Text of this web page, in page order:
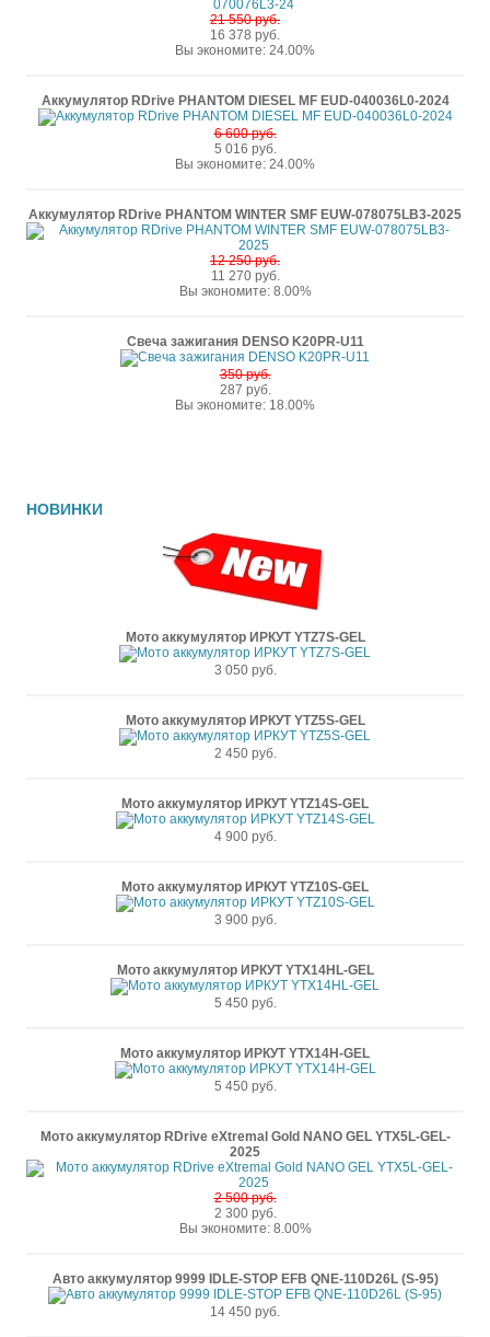
21 550 руб.
16 378 руб.
Вы экономите: 24.00%
Аккумулятор RDrive PHANTOM DIESEL MF EUD-040036L0-2024
6 600 руб.
5 016 руб.
Вы экономите: 24.00%
Аккумулятор RDrive PHANTOM WINTER SMF EUW-078075LB3-2025
12 250 руб.
11 270 руб.
Вы экономите: 8.00%
Свеча зажигания DENSO K20PR-U11
350 руб.
287 руб.
Вы экономите: 18.00%
НОВИНКИ
Мото аккумулятор ИРКУТ YTZ7S-GEL
3 050 руб.
Мото аккумулятор ИРКУТ YTZ5S-GEL
2 450 руб.
Мото аккумулятор ИРКУТ YTZ14S-GEL
4 900 руб.
Мото аккумулятор ИРКУТ YTZ10S-GEL
3 900 руб.
Мото аккумулятор ИРКУТ YTX14HL-GEL
5 450 руб.
Мото аккумулятор ИРКУТ YTX14H-GEL
5 450 руб.
Мото аккумулятор RDrive eXtremal Gold NANO GEL YTX5L-GEL-
2025
2 500 руб.
2 300 руб.
Вы экономите: 8.00%
Авто аккумулятор 9999 IDLE-STOP EFB QNE-110D26L (S-95)
14 450 руб.